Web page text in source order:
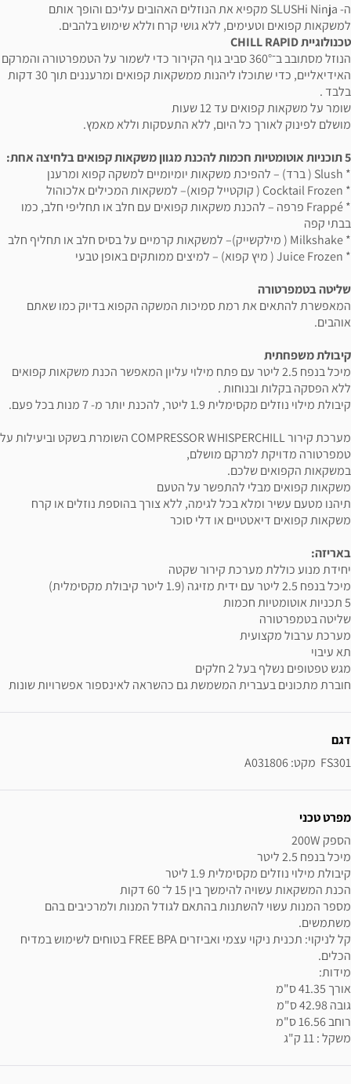
ה- SLUSHi Ninja מקפיא את הנוזלים האהובים עליכם והופך אותם
למשקאות קפואים וטעימים, ללא גושי קרח וללא שימוש בלהבים.
טכנולוגיית CHILL RAPID
הנוזל מסתובב ב־360° סביב גוף הקירור כדי לשמור על הטמפרטורה והמרקם
האידיאליים, כדי שתוכלו ליהנות ממשקאות קפואים ומרעננים תוך 30 דקות
בלבד .
שומר על משקאות קפואים עד 12 שעות
מושלם לפינוק לאורך כל היום, ללא התעסקות וללא מאמץ.
5 תוכניות אוטומטיות חכמות להכנת מגוון משקאות קפואים בלחיצה אחת:
* Slush ( ברד) – להפיכת משקאות יומיומיים למשקה קפוא ומרענן
* Cocktail Frozen ( קוקטייל קפוא)– למשקאות המכילים אלכוהול
* Frappé פרפה – להכנת משקאות קפואים עם חלב או תחליפי חלב, כמו
בבתי קפה
* Milkshake ( מילקשייק)– למשקאות קרמיים על בסיס חלב או תחליף חלב
* Juice Frozen ( מיץ קפוא) – למיצים ממותקים באופן טבעי
שליטה בטמפרטורה
המאפשרת להתאים את רמת סמיכות המשקה הקפוא בדיוק כמו שאתם
אוהבים.
קיבולת משפחתית
מיכל בנפח 2.5 ליטר עם פתח מילוי עליון המאפשר הכנת משקאות קפואים
ללא הפסקה בקלות ובנוחות .
קיבולת מילוי נוזלים מקסימלית 1.9 ליטר, להכנת יותר מ- 7 מנות בכל פעם.
מערכת קירור COMPRESSOR WHISPERCHILL השומרת בשקט וביעילות על
טמפרטורה מדויקת למרקם מושלם,
במשקאות הקפואים שלכם.
משקאות קפואים מבלי להתפשר על הטעם
תיהנו מטעם עשיר ומלא בכל לגימה, ללא צורך בהוספת נוזלים או קרח
משקאות קפואים דיאטטיים או דלי סוכר
באריזה:
יחידת מנוע כוללת מערכת קירור שקטה
מיכל בנפח 2.5 ליטר עם ידית מזיגה (1.9 ליטר קיבולת מקסימלית)
5 תכניות אוטומטיות חכמות
שליטה בטמפרטורה
מערכת ערבול מקצועית
תא עיבוי
מגש טפטופים נשלף בעל 2 חלקים
חוברת מתכונים בעברית המשמשת גם כהשראה לאינספור אפשרויות שונות
דגם
FS301  מקט: A031806
מפרט טכני
משקל : 11 ק"ג